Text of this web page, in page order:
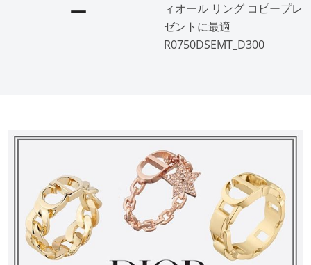
ー
ィオール リング コピープレ
ゼントに最適
R0750DSEMT_D300